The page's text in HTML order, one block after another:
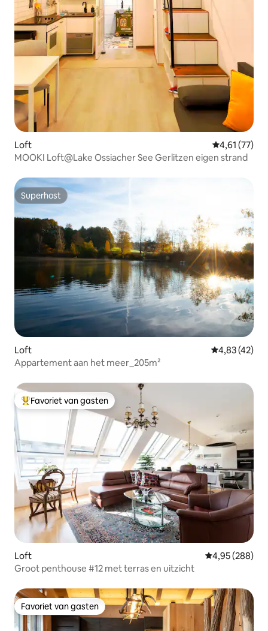
Loft Gemiddelde
4,61 (77)
MOOKI Loft@Lake Ossiacher See Gerlitzen eigen strand
Superhost
Superhost
Loft Gemiddelde
4,83 (42)
Appartement aan het meer_205m²
Topfavoriet van gasten
Favoriet van gasten
Loft Gemiddelde
4,95 (288)
Groot penthouse #12 met terras en uitzicht
Favoriet van gasten
Favoriet van gasten